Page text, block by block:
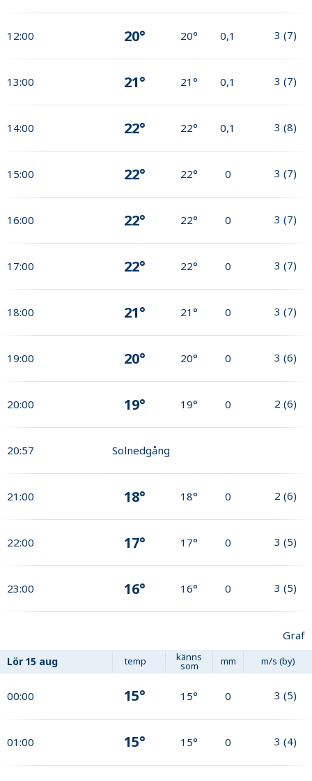
12:00 20° 20° 0,1 3 (7)
13:00 21° 21° 0,1 3 (7)
14:00 22° 22° 0,1 3 (8)
15:00 22° 22° 0 3 (7)
16:00 22° 22° 0 3 (7)
17:00 22° 22° 0 3 (7)
18:00 21° 21° 0 3 (7)
19:00 20° 20° 0 3 (6)
20:00 19° 19° 0 2 (6)
20:57 Solnedgång
21:00 18° 18° 0 2 (6)
22:00 17° 17° 0 3 (5)
23:00 16° 16° 0 3 (5)
Graf
Lör 15 aug temp känns
som mm m/s (by)
00:00 15° 15° 0 3 (5)
01:00 15° 15° 0 3 (4)